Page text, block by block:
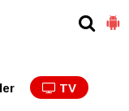
TV